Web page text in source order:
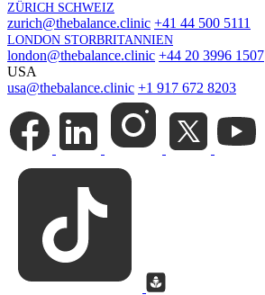
ZÜRICH SCHWEIZ
zurich@thebalance.clinic +41 44 500 5111
LONDON STORBRITANNIEN
london@thebalance.clinic +44 20 3996 1507
USA
usa@thebalance.clinic +1 917 672 8203